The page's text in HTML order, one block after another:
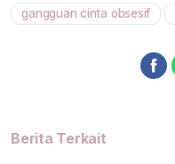
gangguan cinta obsesif
Berita Terkait